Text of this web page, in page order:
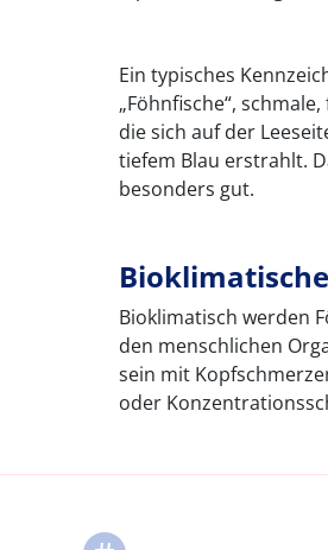
Ein typisches
„Föhnfische“,
die sich auf der
tiefem Blau erstrahlt.
besonders gut.
Bioklimatisch werden
den menschlichen
sein mit
oder